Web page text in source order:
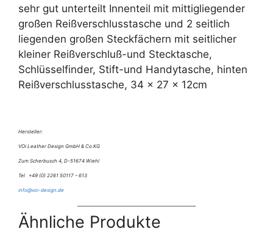
sehr gut unterteilt Innenteil mit mittigliegender
großen Reißverschlusstasche und 2 seitlich
liegenden großen Steckfächern mit seitlicher
kleiner Reißverschluß-und Stecktasche,
Schlüsselfinder, Stift-und Handytasche, hinten
Reißverschlusstasche, 34 x 27 x 12cm
Hersteller:
VOi Leather Design GmbH & Co.KG
Zum Scherbusch 4, D-51674 Wiehl
Tel +49 (0) 2261 50117 – 613
info@voi-design.de
Ähnliche Produkte